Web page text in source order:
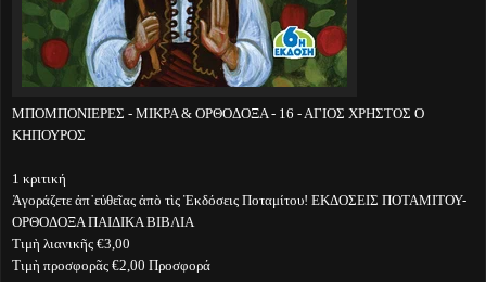
ΜΠΟΜΠΟΝΙΕΡΕΣ - ΜΙΚΡΑ & ΟΡΘΟΔΟΞΑ - 16 - ΑΓΙΟΣ ΧΡΗΣΤΟΣ Ο
ΚΗΠΟΥΡΟΣ
1 κριτική
Ἀγοράζετε ἀπ᾽εὐθεῖας ἀπὸ τὶς Ἐκδόσεις Ποταμίτου! ΕΚΔΟΣΕΙΣ ΠΟΤΑΜΙΤΟΥ-
ΟΡΘΟΔΟΞΑ ΠΑΙΔΙΚΑ ΒΙΒΛΙΑ
Τιμὴ λιανικῆς €3,00
Τιμὴ προσφορᾶς €2,00 Προσφορά